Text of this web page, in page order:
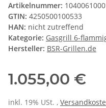
Artikelnummer:
GTIN: 4250500100533
HAN: nicht zutreffend
Kategorie: Gasgrill 6-
Hersteller: BSR-Grillen.de
1.055,00 €
inkl. 19% USt. ,